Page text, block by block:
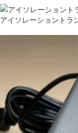
アイソレーショントラ